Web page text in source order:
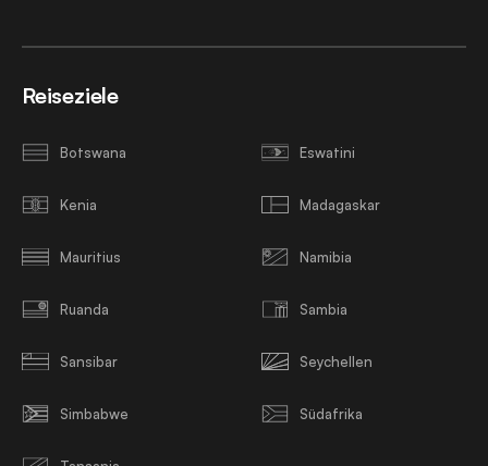
Reiseziele
Botswana Eswatini
Kenia Madagaskar
Mauritius Namibia
Ruanda Sambia
Sansibar Seychellen
Simbabwe Südafrika